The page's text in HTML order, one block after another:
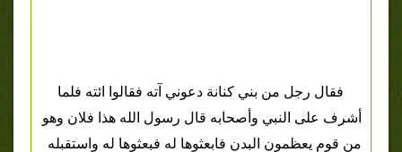
فقال رجل من بني كنانة دعوني آته فقالوا ائته فلما
أشرف على النبي وأصحابه قال رسول الله هذا فلان وهو
من قوم يعظمون البدن فابعثوها له فبعثوها له واستقبله